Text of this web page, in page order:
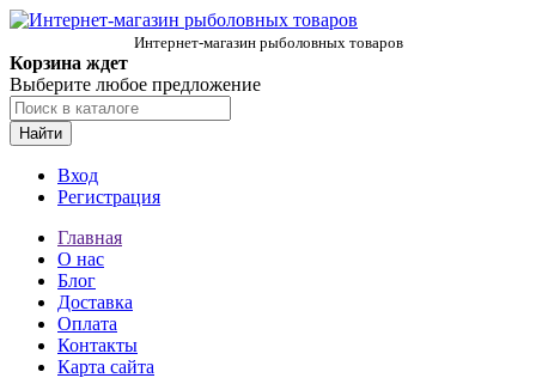
Интернет-магазин рыболовных товаров
Корзина ждет
Выберите любое предложение
Найти
Вход
Регистрация
Главная
О нас
Блог
Доставка
Оплата
Контакты
Карта сайта